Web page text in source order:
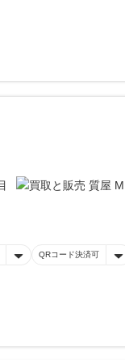
QRコード決済可